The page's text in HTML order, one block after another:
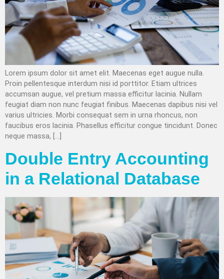
Lorem ipsum dolor sit amet elit. Maecenas eget augue nulla.
Proin pellentesque interdum nisi id porttitor. Etiam ultrices
accumsan augue, vel pretium massa efficitur lacinia. Nullam
feugiat diam non nunc feugiat finibus. Maecenas dapibus nisi vel
varius ultricies. Morbi consequat sem in urna rhoncus, non
faucibus eros lacinia. Phasellus efficitur congue tincidunt. Donec
neque massa, […]
Double Entry Accounting
in a Relational Database